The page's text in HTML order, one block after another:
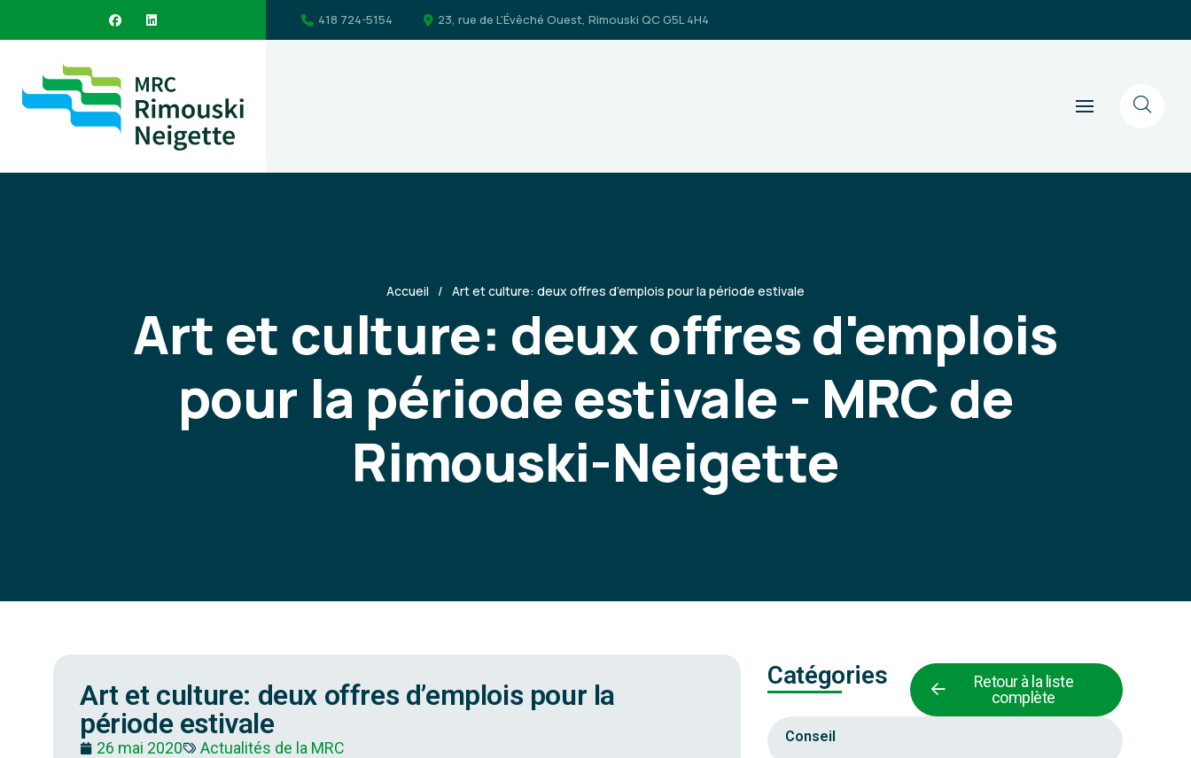
418 724-5154 23, rue de L'Évêché Ouest, Rimouski QC G5L 4H4
Accueil Art et culture: deux offres d’emplois pour la période estivale
Art et culture: deux offres d'emplois
pour la période estivale - MRC de
Rimouski-Neigette
Art et culture: deux offres d’emplois pour la
période estivale
26 mai 2020 Actualités de la MRC
Catégories
Retour à la liste
complète
Conseil